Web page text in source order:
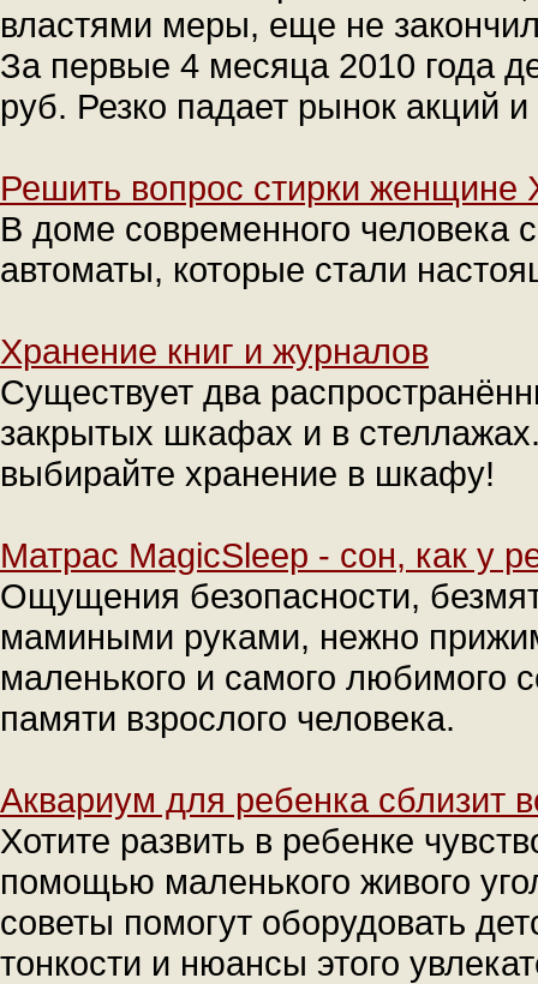
властями меры, еще не
За первые 4 месяца 2010 года
руб. Резко падает рынок акций
Решить вопрос стирки женщине
В доме современного человека
автоматы, которые стали
Хранение книг и журналов
Существует два
закрытых шкафах и в
выбирайте хранение в шкафу!
Матрас MagicSleep - сон, как у
Ощущения безопасности,
мамиными руками, нежно
маленького и самого любимого
памяти взрослого человека.
Аквариум для ребенка сблизит
Хотите развить в ребенке
помощью маленького живого
советы помогут оборудовать
тонкости и нюансы этого